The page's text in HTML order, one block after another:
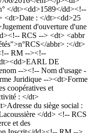
</dt><dd>1589</dd><!--
<dt>Date : </dt><dd>25
d'ouverture d'une
RCS --> <dt> <abbr
abbr> :</dt>
RM --><!--
DE
--><!-- Nom d'usage -
Juridique --><dt>Forme
coopératives et
: </dt>
du siège social :
</dd> <!-- RCS
et des